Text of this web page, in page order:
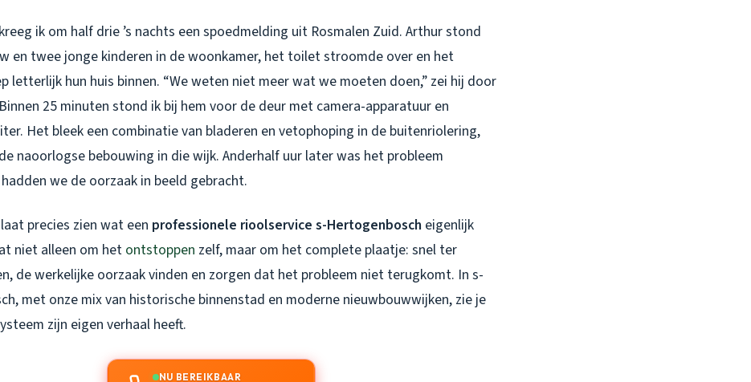
ik om half drie ’s nachts een spoedmelding uit Rosmalen Zuid. Arthur stond
en twee jonge kinderen in de woonkamer, het toilet stroomde over en het
letterlijk hun huis binnen. “We weten niet meer wat we moeten doen,” zei hij door
25 minuten stond ik bij hem voor de deur met camera-apparatuur en
Het bleek een combinatie van bladeren en vetophoping in de buitenriolering,
naoorlogse bebouwing in die wijk. Anderhalf uur later was het probleem
we de oorzaak in beeld gebracht.
precies zien wat een professionele rioolservice s-Hertogenbosch eigenlijk
niet alleen om het ontstoppen zelf, maar om het complete plaatje: snel ter
de werkelijke oorzaak vinden en zorgen dat het probleem niet terugkomt. In s-
met onze mix van historische binnenstad en moderne nieuwbouwwijken, zie je
zijn eigen verhaal heeft.
NU BEREIKBAAR